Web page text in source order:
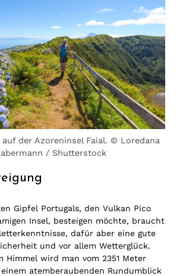
der Azoreninsel Faial. © Loredana
/ Shutterstock
Gipfel Portugals, den Vulkan Pico
Insel, besteigen möchte, braucht
dafür aber eine gute
und vor allem Wetterglück.
Himmel wird man vom 2351 Meter
atemberaubenden Rundumblick